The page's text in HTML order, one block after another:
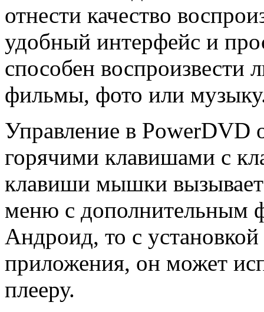
отнести качество
удобный интерфейс и
способен
фильмы, фото или
Управление в
горячими клавишами с
клавиши мышки
меню с дополнительным
Андроид, то с
приложения, он может
плееру.